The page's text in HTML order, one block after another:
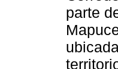
parte